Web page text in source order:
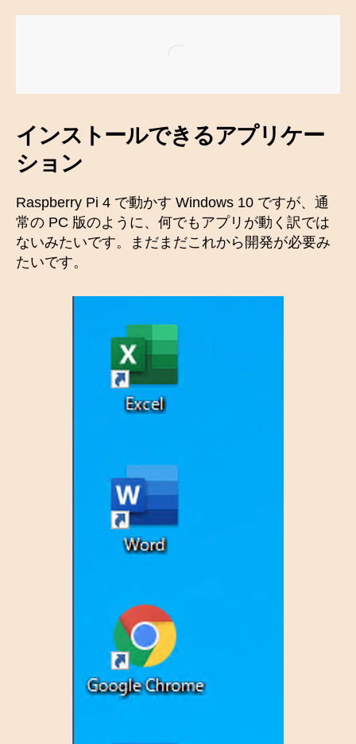
インストールできるアプリケー
ション
Raspberry Pi 4 で動かす Windows 10 ですが、通
常の PC 版のように、何でもアプリが動く訳では
ないみたいです。まだまだこれから開発が必要み
たいです。